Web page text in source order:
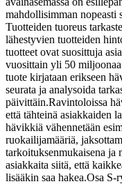
mahdollisimman nopeasti
Tuotteiden tuoreus
lähestyvien tuotteiden
tuotteet ovat suosittuja
vuosittain yli 50
tuote kirjataan erikseen
seurata ja analysoida
päivittäin.Ravintoloissa
että tähteinä asiakkaiden
hävikkiä vähennetään
ruokailijamääriä,
tarkoituksenmukaisena ja
asiakkaita siitä, että
lisääkin saa hakea.Osa S-